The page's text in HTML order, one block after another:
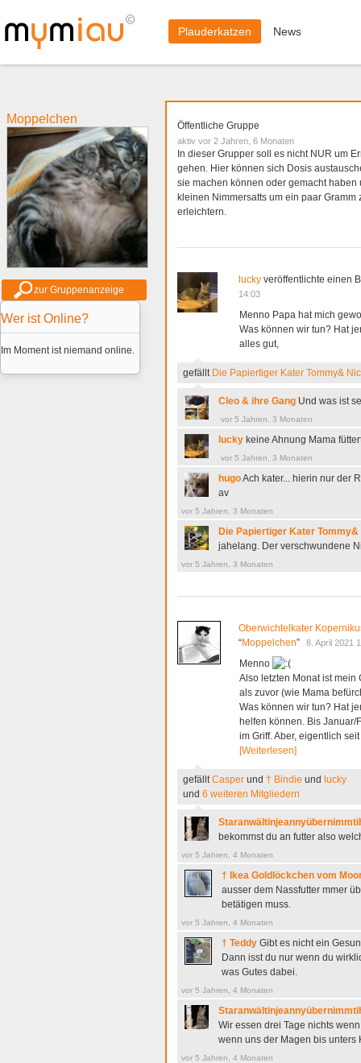
Plauderkatzen News
Moppelchen
zur Gruppenanzeige
Wer ist Online?
Im Moment ist niemand online.
Öffentliche Gruppe
aktiv vor 2 Jahren, 6 Monaten
In dieser Grupper soll es nicht NUR um
gehen. Hier können sich Dosis
sie machen können oder gemacht haben
kleinen Nimmersatts um ein paar Gramm
erleichtern.
lucky veröffentlichte einen
14:03
Menno Papa hat mich
Was können wir tun? Hat
alles gut,
gefällt Die Papiertiger Kater Tommy&
Cleo & ihre Gang Und was ist
vor 5 Jahren, 3 Monaten
lucky keine Ahnung Mama
vor 5 Jahren, 3 Monaten
hugoAch kater... hierin nur der
av
vor 5 Jahren, 3 Monaten
Die Papiertiger Kater
jahelang. Der verschwundene
vor 5 Jahren, 3 Monaten
Oberwichtelkater
“Moppelchen” 8. April 2021
Menno
Also letzten Monat ist mein
als zuvor (wie Mama
Was können wir tun? Hat
helfen können. Bis
im Griff. Aber, eigentlich
[Weiterlesen]
gefälltCasper und † Bindie und lucky
und 6 weiteren Mitgliedern
bekommst du an futter also
vor 5 Jahren, 4 Monaten
† Ikea Goldlöckchen vom
ausser dem Nassfutter mmer
betätigen muss.
vor 5 Jahren, 4 Monaten
† Teddy Gibt es nicht ein
Dann isst du nur wenn du
was Gutes dabei.
vor 5 Jahren, 4 Monaten
Wir essen drei Tage nichts
wenn uns der Magen bis unters
vor 5 Jahren, 4 Monaten